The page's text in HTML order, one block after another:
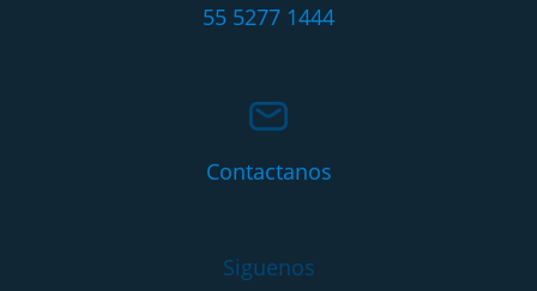
55 5277 1444
Contactanos
Siguenos